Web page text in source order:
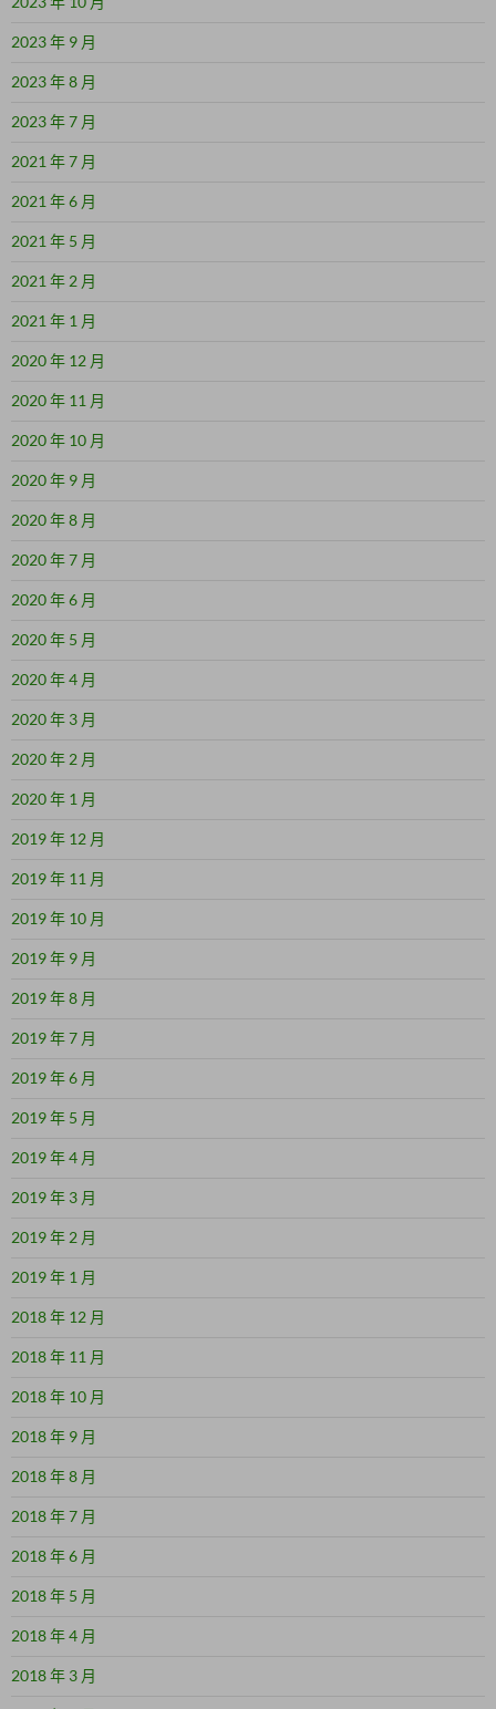
2023 年 9 月
2023 年 8 月
2023 年 7 月
2021 年 7 月
2021 年 6 月
2021 年 5 月
2021 年 2 月
2021 年 1 月
2020 年 12 月
2020 年 11 月
2020 年 10 月
2020 年 9 月
2020 年 8 月
2020 年 7 月
2020 年 6 月
2020 年 5 月
2020 年 4 月
2020 年 3 月
2020 年 2 月
2020 年 1 月
2019 年 12 月
2019 年 11 月
2019 年 10 月
2019 年 9 月
2019 年 8 月
2019 年 7 月
2019 年 6 月
2019 年 5 月
2019 年 4 月
2019 年 3 月
2019 年 2 月
2019 年 1 月
2018 年 12 月
2018 年 11 月
2018 年 10 月
2018 年 9 月
2018 年 8 月
2018 年 7 月
2018 年 6 月
2018 年 5 月
2018 年 4 月
2018 年 3 月